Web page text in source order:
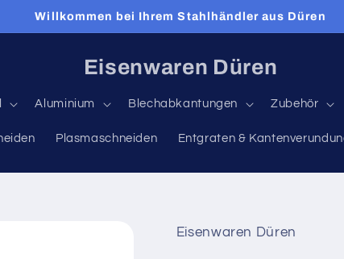
Willkommen bei Ihrem Stahlhändler aus Düren
Eisenwaren Düren
Aluminium Blechabkantungen Zubehör
Plasmaschneiden Entgraten &
Eisenwaren Düren